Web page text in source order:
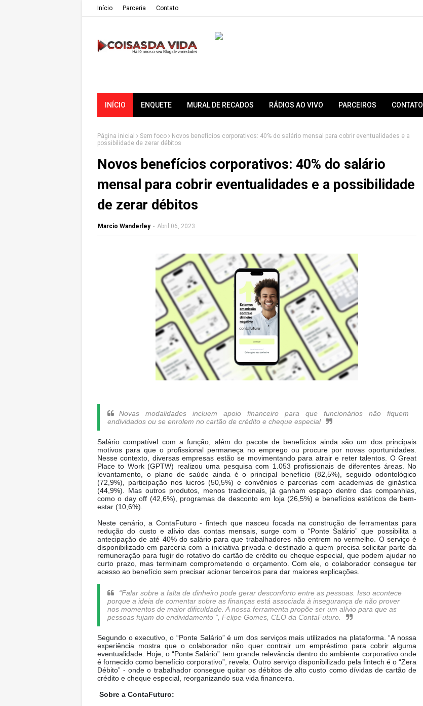
Iní­cio Parceria Contato
INÍCIO ENQUETE MURAL DE RECADOS RÁDIOS AO VIVO PARCEIROS CONTATO
Página inicial Sem foco
Novos benefícios corporativos: 40% do salário mensal para cobrir eventualidades e a
possibilidade de zerar débitos
Novos benefícios corporativos: 40% do salário
mensal para cobrir eventualidades e a possibilidade
de zerar débitos
Marcio Wanderley - Abril 06, 2023
Novas modalidades incluem apoio financeiro para que funcionários não fiquem
endividados ou se enrolem no cartão de crédito e cheque especial
Salário compatível com a função, além do pacote de benefícios ainda são um dos principais
motivos para que o profissional permaneça no emprego ou procure por novas oportunidades.
Nesse contexto, diversas empresas estão se movimentando para atrair e reter talentos. O Great
Place to Work (GPTW) realizou uma pesquisa com 1.053 profissionais de diferentes áreas. No
levantamento, o plano de saúde ainda é o principal benefício (82,5%), seguido odontológico
(72,9%), participação nos lucros (50,5%) e convênios e parcerias com academias de ginástica
(44,9%). Mas outros produtos, menos tradicionais, já ganham espaço dentro das companhias,
como o day off (42,6%), programas de desconto em loja (26,5%) e benefícios estéticos de bem-
estar (10,6%).
Neste cenário, a ContaFuturo - fintech que nasceu focada na construção de ferramentas para
redução do custo e alívio das contas mensais, surge com o “Ponte Salário” que possibilita a
antecipação de até 40% do salário para que trabalhadores não entrem no vermelho. O serviço é
disponibilizado em parceria com a iniciativa privada e destinado a quem precisa solicitar parte da
remuneração para fugir do rotativo do cartão de crédito ou cheque especial, que podem ajudar no
curto prazo, mas terminam comprometendo o orçamento. Com ele, o colaborador consegue ter
acesso ao benefício sem precisar acionar terceiros para dar maiores explicações.
“Falar sobre a falta de dinheiro pode gerar desconforto entre as pessoas. Isso acontece
porque a ideia de comentar sobre as finanças está associada à insegurança de não prover
nos momentos de maior dificuldade. A nossa ferramenta propõe ser um alívio para que as
pessoas fujam do endividamento ”, Felipe Gomes, CEO da ContaFuturo.
Segundo o executivo, o “Ponte Salário” é um dos serviços mais utilizados na plataforma. “A nossa
experiência mostra que o colaborador não quer contrair um empréstimo para cobrir alguma
eventualidade. Hoje, o “Ponte Salário” tem grande relevância dentro do ambiente corporativo onde
é fornecido como benefício corporativo”, revela.Outro serviço disponibilizado pela fintech é o “Zera
Débito” - onde o trabalhador consegue quitar os débitos de alto custo como dívidas de cartão de
crédito e cheque especial, reorganizando sua vida financeira.
Sobre a ContaFuturo: